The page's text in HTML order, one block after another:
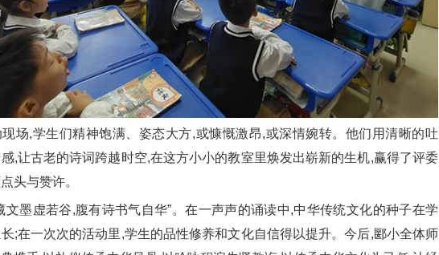
,学生们精神饱满、姿态大方,或慷慨激昂,或深情婉转。他们用清晰的吐
,让古老的诗词跨越时空,在这方小小的教室里焕发出崭新的生机,赢得了评委
头与赞许。
墨虚若谷,腹有诗书气自华”。在一声声的诵读中,中华传统文化的种子在学
;在一次次的活动里,学生的品性修养和文化自信得以提升。今后,郾小全体师